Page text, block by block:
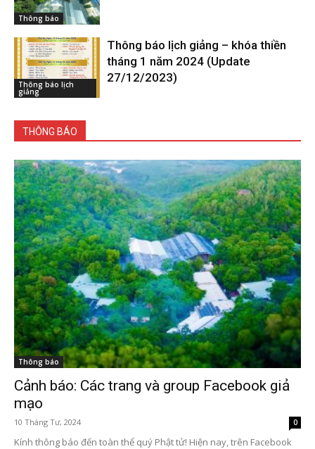
Thông báo
Thông báo lịch
giảng
Thông báo lịch giảng – khóa thiền
tháng 1 năm 2024 (Update
27/12/2023)
THÔNG BÁO
Thông báo
Cảnh báo: Các trang và group Facebook giả
mạo
10 Tháng Tư, 2024 0
Kính thông báo đến toàn thể quý Phật tử! Hiện nay, trên Facebook